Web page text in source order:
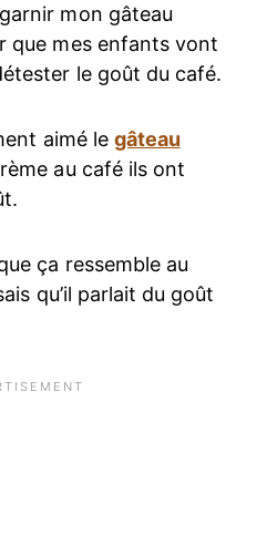
mon gâteau
que mes enfants vont
le goût du café.
aimé le gâteau
au café ils ont
ça ressemble au
qu’il parlait du goût